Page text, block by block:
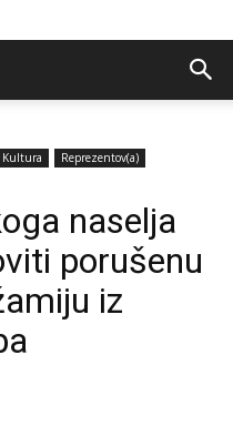
Kultura
Reprezentov(a)
naselja
porušenu
iz